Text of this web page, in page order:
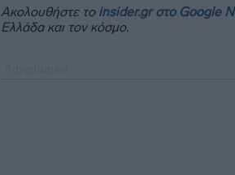
Ακολουθήστε το insider.gr στο Google
Ελλάδα και τον κόσμο.